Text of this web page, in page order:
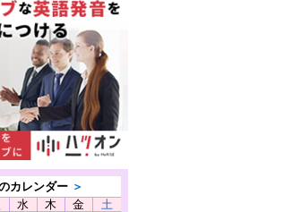
カレンダー ＞
水 木 金
土